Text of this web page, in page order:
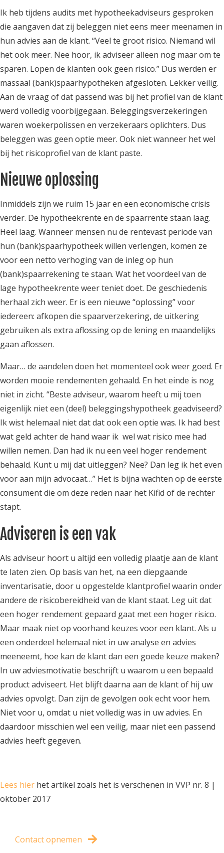
Ik heb tijdens audits met hypotheekadviseurs gesproken
die aangaven dat zij beleggen niet eens meer meenamen in
hun advies aan de klant. “Veel te groot risico. Niemand wil
het ook meer. Nee hoor, ik adviseer alleen nog maar om te
sparen. Lopen de klanten ook geen risico.” Dus werden er
massaal (bank)spaarhypotheken afgesloten. Lekker veilig.
Aan de vraag of dat passend was bij het profiel van de klant
werd volledig voorbijgegaan. Beleggingsverzekeringen
waren woekerpolissen en verzekeraars oplichters. Dus
beleggen was geen optie meer. Ook niet wanneer het wel
bij het risicoprofiel van de klant paste.
Nieuwe oplossing
Inmiddels zijn we ruim 15 jaar en een economische crisis
verder. De hypotheekrente en de spaarrente staan laag.
Heel laag. Wanneer mensen nu de rentevast periode van
hun (bank)spaarhypotheek willen verlengen, komen ze
voor een netto verhoging van de inleg op hun
(bank)spaarrekening te staan. Wat het voordeel van de
lage hypotheekrente weer teniet doet. De geschiedenis
herhaal zich weer. Er is een nieuwe “oplossing” voor
iedereen: afkopen die spaarverzekering, de uitkering
gebruiken als extra aflossing op de lening en maandelijks
gaan aflossen.
Maar… de aandelen doen het momenteel ook weer goed. Er
worden mooie rendementen gehaald. En het einde is nog
niet in zicht. “Beste adviseur, waarom heeft u mij toen
eigenlijk niet een (deel) beleggingshypotheek geadviseerd?
Ik wist helemaal niet dat dat ook een optie was. Ik had best
wat geld achter de hand waar ik wel wat risico mee had
willen nemen. Dan had ik nu een veel hoger rendement
behaald. Kunt u mij dat uitleggen? Nee? Dan leg ik het even
voor aan mijn advocaat…” Het is bijna wachten op de eerste
consument die om deze reden naar het Kifid of de rechter
stapt.
Adviseren is een vak
Als adviseur hoort u altijd een volledig plaatje aan de klant
te laten zien. Op basis van het, na een diepgaande
inventarisatie, door u opgestelde klantprofiel waarin onder
andere de risicobereidheid van de klant staat. Leg uit dat
een hoger rendement gepaard gaat met een hoger risico.
Maar maak niet op voorhand keuzes voor een klant. Als u
een onderdeel helemaal niet in uw analyse en advies
meeneemt, hoe kan de klant dan een goede keuze maken?
In uw adviesmotivatie beschrijft u waarom u een bepaald
product adviseert. Het blijft daarna aan de klant of hij uw
advies opvolgt. Dan zijn de gevolgen ook echt voor hem.
Niet voor u, omdat u niet volledig was in uw advies. En
daardoor misschien wel een veilig, maar niet een passend
advies heeft gegeven.
Lees hier het artikel zoals het is verschenen in VVP nr. 8 |
oktober 2017
Contact opnemen